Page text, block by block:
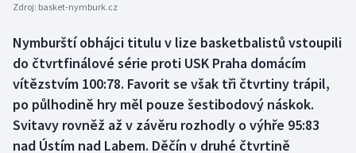
Box
Curling
Dostihy
Zdroj: basket-nymburk.cz
Nymburští obhájci titulu v lize basketbalistů vstoupili
do čtvrtfinálové série proti USK Praha domácím
vítězstvím 100:78. Favorit se však tři čtvrtiny trápil,
po půlhodině hry měl pouze šestibodový náskok.
Svitavy rovněž až v závěru rozhodly o výhře 95:83
nad Ústím nad Labem. Děčín v druhé čtvrtině